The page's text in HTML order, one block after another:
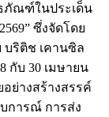
ภัณฑ์ในประเด็น
ซึ่งจัดโดย
ริติช เคานซิล
กับ 30 เมษายน
ย่างสร้างสรรค์
บการณ์ การส่ง